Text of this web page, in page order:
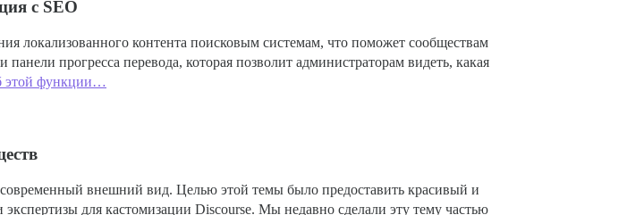
с SEO
локализованного контента поисковым системам, что поможет сообществам
прогресса перевода, которая позволит администраторам видеть, какая
этой функции…
внешний вид. Целью этой темы было предоставить красивый и
для кастомизации Discourse. Мы недавно сделали эту тему частью